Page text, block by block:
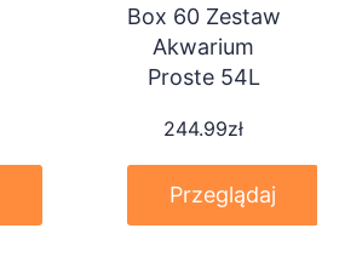
Box 60 Zestaw
Akwarium
Proste 54L
244.99zł
Przeglądaj